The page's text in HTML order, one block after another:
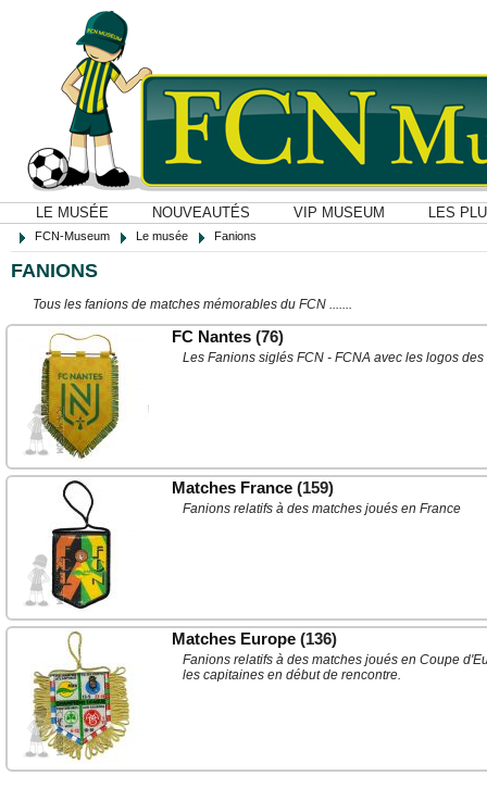
LE MUSÉE NOUVEAUTÉS VIP MUSEUM LES
FCN-Museum Le musée Fanions
FANIONS
Tous les fanions de matches mémorables du FCN .......
FC Nantes (76)
Les Fanions siglés FCN - FCNA avec les logos
Matches France (159)
Fanions relatifs à des matches joués en France
Matches Europe (136)
Fanions relatifs à des matches joués en Coupe
les capitaines en début de rencontre.